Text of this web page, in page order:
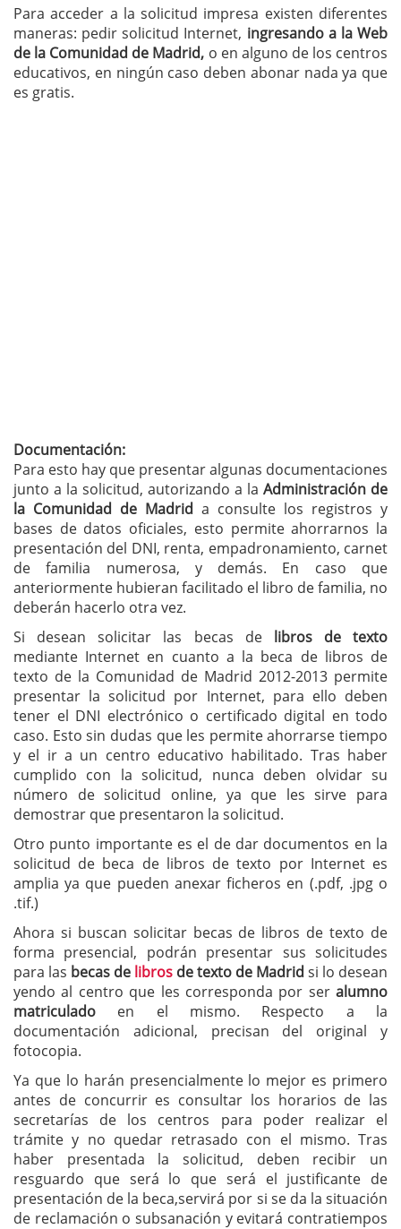
Para acceder a la solicitud impresa existen diferentes
maneras: pedir solicitud Internet, ingresando a la Web
de la Comunidad de Madrid, o en alguno de los centros
educativos, en ningún caso deben abonar nada ya que
es gratis.
Documentación:
Para esto hay que presentar algunas documentaciones
junto a la solicitud, autorizando a la Administración de
la Comunidad de Madrid a consulte los registros y
bases de datos oficiales, esto permite ahorrarnos la
presentación del DNI, renta, empadronamiento, carnet
de familia numerosa, y demás. En caso que
anteriormente hubieran facilitado el libro de familia, no
deberán hacerlo otra vez.
Si desean solicitar las becas de libros de texto
mediante Internet en cuanto a la beca de libros de
texto de la Comunidad de Madrid 2012-2013 permite
presentar la solicitud por Internet, para ello deben
tener el DNI electrónico o certificado digital en todo
caso. Esto sin dudas que les permite ahorrarse tiempo
y el ir a un centro educativo habilitado. Tras haber
cumplido con la solicitud, nunca deben olvidar su
número de solicitud online, ya que les sirve para
demostrar que presentaron la solicitud.
Otro punto importante es el de dar documentos en la
solicitud de beca de libros de texto por Internet es
amplia ya que pueden anexar ficheros en (.pdf, .jpg o
.tif.)
Ahora si buscan solicitar becas de libros de texto de
forma presencial, podrán presentar sus solicitudes
para las becas de libros de texto de Madrid si lo desean
yendo al centro que les corresponda por seralumno
matriculado en el mismo. Respecto a la
documentación adicional, precisan del original y
fotocopia.
Ya que lo harán presencialmente lo mejor es primero
antes de concurrir es consultar los horarios de las
secretarías de los centros para poder realizar el
trámite y no quedar retrasado con el mismo. Tras
haber presentada la solicitud, deben recibir un
resguardo que será lo que será el justificante de
presentación de la beca,servirá por si se da la situación
de reclamación o subsanación y evitará contratiempos